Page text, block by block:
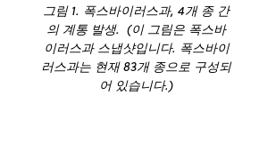
그림 1. 폭스바이러스과, 4개 종 간
의 계통 발생. (이 그림은 폭스바
이러스과 스냅샷입니다. 폭스바이
러스과는 현재 83개 종으로 구성되
어 있습니다.)